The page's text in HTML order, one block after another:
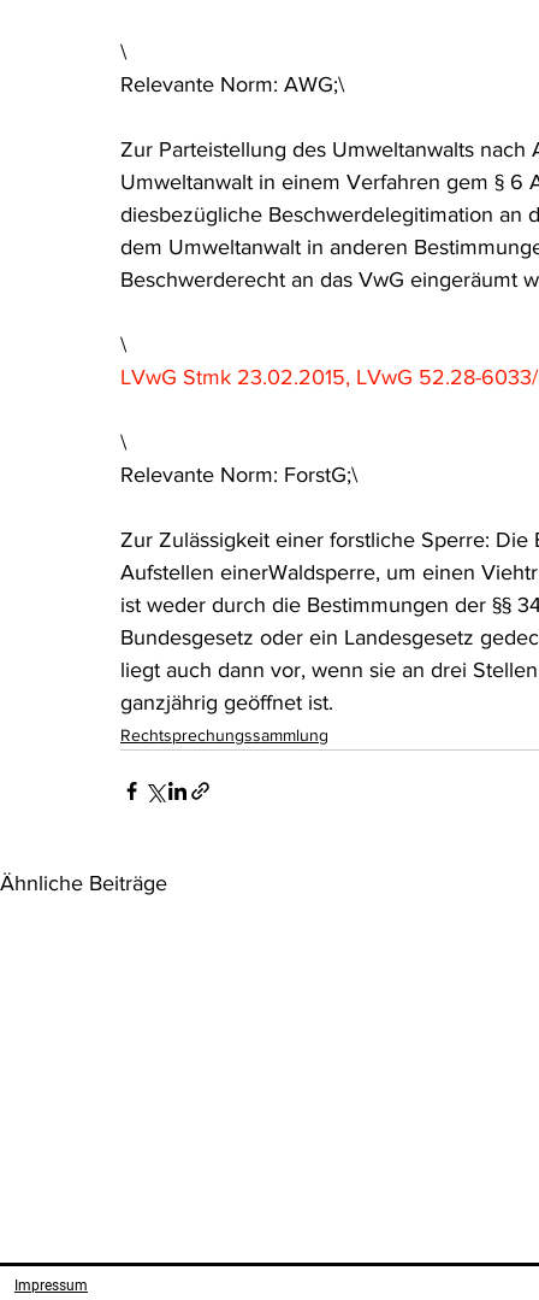
\
Relevante Norm: AWG;\
Zur Parteistellung des Umweltanwalts
Umweltanwalt in einem Verfahren gem § 6
diesbezügliche Beschwerdelegitimation an
dem Umweltanwalt in anderen
Beschwerderecht an das VwG eingeräumt
\
LVwG Stmk 23.02.2015, LVwG 52.28-
\
Relevante Norm: ForstG;\
Zur Zulässigkeit einer forstliche Sperre:
Aufstellen einerWaldsperre, um einen
ist weder durch die Bestimmungen der §§
Bundesgesetz oder ein Landesgesetz
liegt auch dann vor, wenn sie an drei
ganzjährig geöffnet ist.
Rechtsprechungssammlung
Ähnliche Beiträge
Aktuelle Judikatur
Aktuelle
Impressum